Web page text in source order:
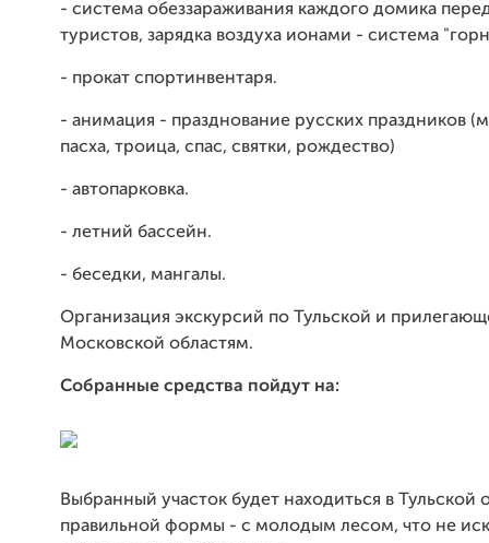
- система обеззараживания каждого домика
туристов, зарядка воздуха ионами - система
- прокат спортинвентаря.
- анимация - празднование русских праздников
пасха, троица, спас, святки, рождество)
- автопарковка.
- летний бассейн.
- беседки, мангалы.
Организация экскурсий по Тульской и
Московской областям.
Собранные средства пойдут на:
Выбранный участок будет находиться в Тульской
правильной формы - с молодым лесом, что не